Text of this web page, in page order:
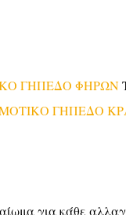
ΓΗΠΕΔΟ ΦΗΡΩΝ
ΓΗΠΕΔΟ
για κάθε